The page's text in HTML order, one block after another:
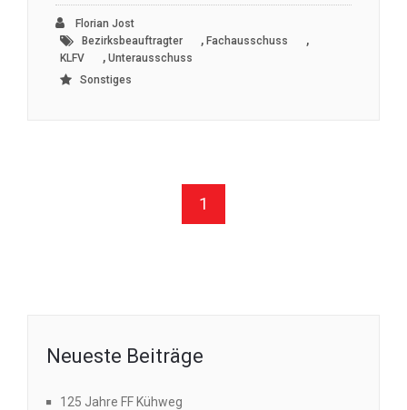
Florian Jost
Bezirksbeauftragter
, Fachausschuss ,
KLFV , Unterausschuss
Sonstiges
1
Neueste Beiträge
125 Jahre FF Kühweg